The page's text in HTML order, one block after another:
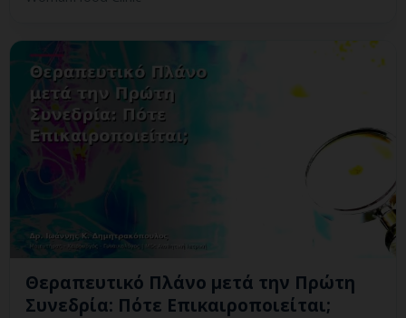
Θεραπευτικό Πλάνο μετά την Πρώτη
Συνεδρία: Πότε Επικαιροποιείται;